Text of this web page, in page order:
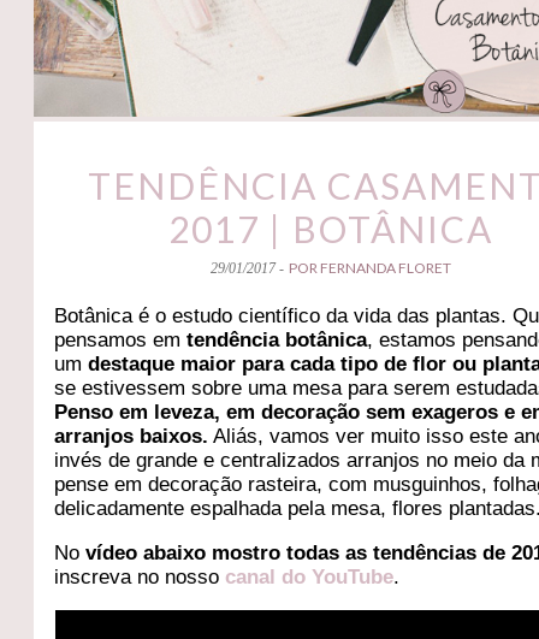
TENDÊNCIA
2017 | BOTÂNICA
29/01/2017 - POR FERNANDA FLORET
Botânica é o estudo científico da vida das plantas.
pensamos emtendência botânica, estamos
umdestaque maior para cada tipo de flor ou
se estivessem sobre uma mesa para serem
Penso em leveza, em decoração sem exageros e
arranjos baixos. Aliás, vamos ver muito isso este
invés de grande e centralizados arranjos no meio da
pense em decoração rasteira, com musguinhos,
delicadamente espalhada pela mesa, flores
Novídeo abaixo mostro todas as tendências de
inscreva no nosso canal do YouTube.